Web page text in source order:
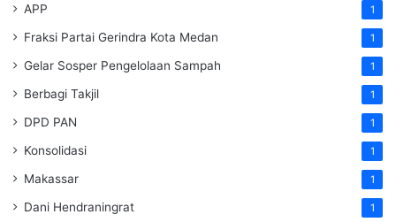
APP 1
Fraksi Partai Gerindra Kota Medan 1
Gelar Sosper Pengelolaan Sampah 1
Berbagi Takjil 1
DPD PAN 1
Konsolidasi 1
Makassar 1
Dani Hendraningrat 1